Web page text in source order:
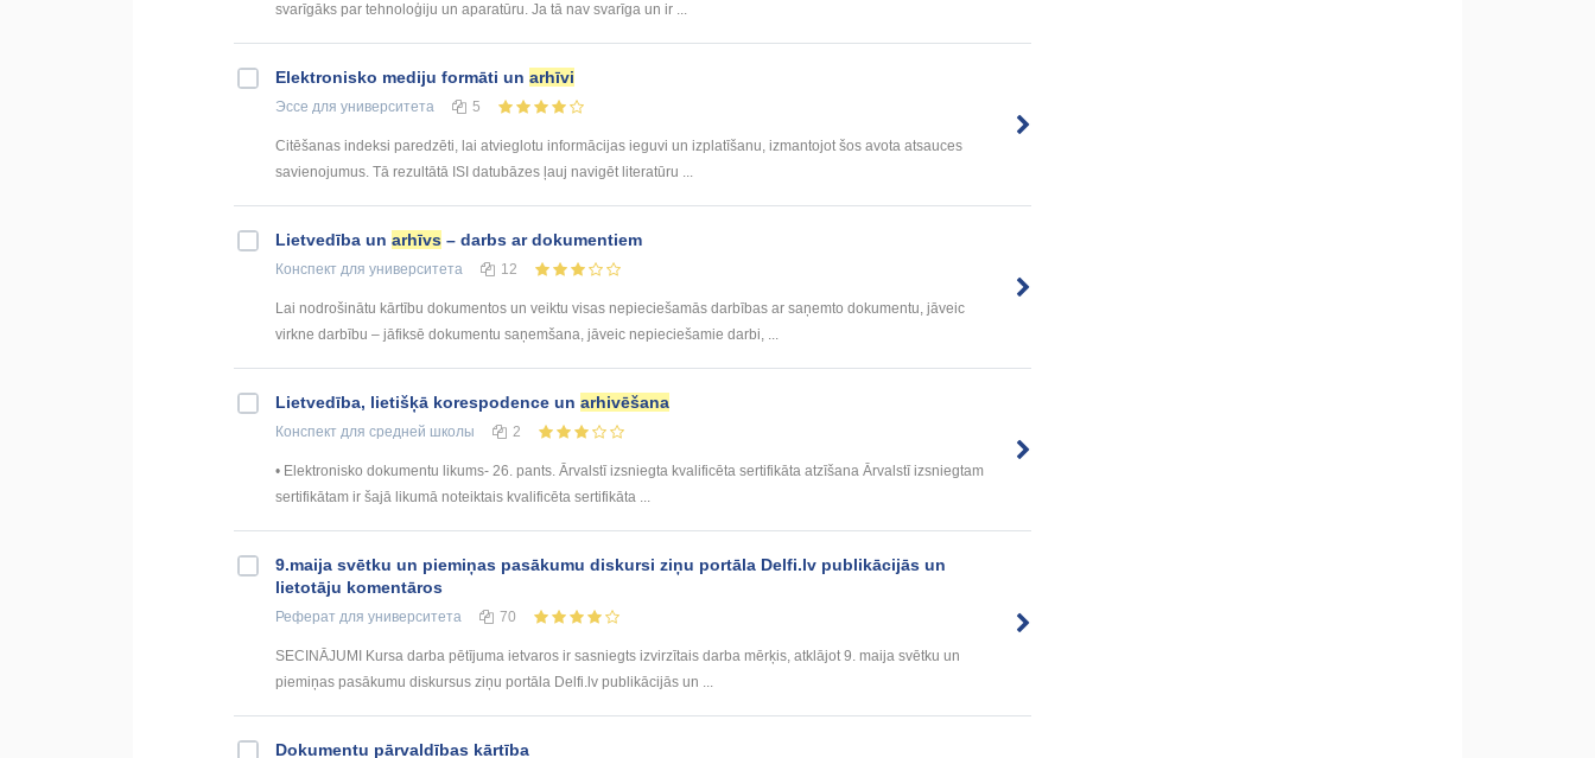
svarīgāks par tehnoloģiju un aparatūru. Ja tā nav svarīga un ir ...
Elektronisko mediju formāti un arhīvi
Эссе для университета 5
Citēšanas indeksi paredzēti, lai atvieglotu informācijas ieguvi un izplatīšanu, izmantojot šos avota atsauces
savienojumus. Tā rezultātā ISI datubāzes ļauj navigēt literatūru ...
Lietvedība un arhīvs – darbs ar dokumentiem
Конспект для университета 12
Lai nodrošinātu kārtību dokumentos un veiktu visas nepieciešamās darbības ar saņemto dokumentu, jāveic
virkne darbību – jāfiksē dokumentu saņemšana, jāveic nepieciešamie darbi, ...
Lietvedība, lietišķā korespodence un arhivēšana
Конспект для средней школы 2
• Elektronisko dokumentu likums- 26. pants. Ārvalstī izsniegta kvalificēta sertifikāta atzīšana Ārvalstī izsniegtam
sertifikātam ir šajā likumā noteiktais kvalificēta sertifikāta ...
9.maija svētku un piemiņas pasākumu diskursi ziņu portāla Delfi.lv publikācijās un
lietotāju komentāros
Реферат для университета 70
SECINĀJUMI Kursa darba pētījuma ietvaros ir sasniegts izvirzītais darba mērķis, atklājot 9. maija svētku un
piemiņas pasākumu diskursus ziņu portāla Delfi.lv publikācijās un ...
Dokumentu pārvaldības kārtība